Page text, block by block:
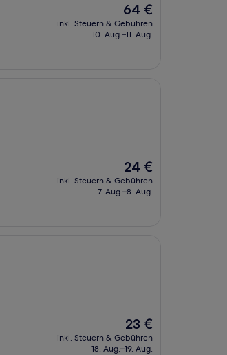
Der
Preis
beträgt
64 €
inkl. Steuern & Gebühren
10. Aug.–11. Aug.
Der
Preis
beträgt
24 €
inkl. Steuern & Gebühren
7. Aug.–8. Aug.
Der
Preis
beträgt
23 €
inkl. Steuern & Gebühren
18. Aug.–19. Aug.